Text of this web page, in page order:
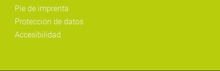
Pie de imprenta
Protección de datos
Accesibilidad